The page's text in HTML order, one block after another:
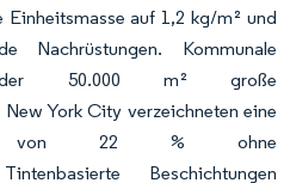
auf 1,2 kg/m² und
Nachrüstungen. Kommunale
50.000 m² große
York City verzeichneten eine
von 22 % ohne
Beschichtungen